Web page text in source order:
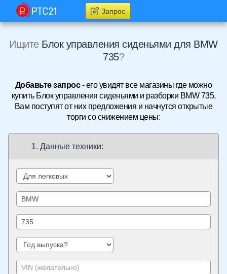
Запрос
Ищите Блок управления сиденьями для BMW
735?
Добавьте запрос- его увидят все магазины где можно
купить Блок управления сиденьями и разборки BMW 735,
Вам поступят от них предложения и начнутся открытые
торги со снижением цены:
1. Данные техники: